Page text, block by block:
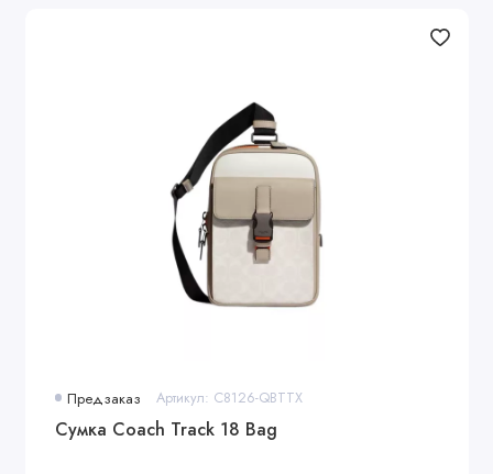
Предзаказ Артикул: C8126-QBTTX
Сумка Coach Track 18 Bag